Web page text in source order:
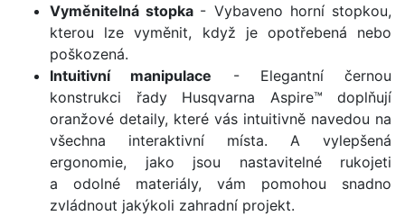
Vyměnitelná stopka - Vybaveno horní stopkou,
kterou lze vyměnit, když je opotřebená nebo
poškozená.
Intuitivní manipulace - Elegantní černou
konstrukci řady Husqvarna Aspire™ doplňují
oranžové detaily, které vás intuitivně navedou na
všechna interaktivní místa. A vylepšená
ergonomie, jako jsou nastavitelné rukojeti
a odolné materiály, vám pomohou snadno
zvládnout jakýkoli zahradní projekt.